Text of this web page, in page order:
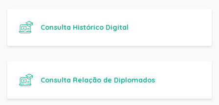
Consulta Histórico Digital
Consulta Relação de Diplomados